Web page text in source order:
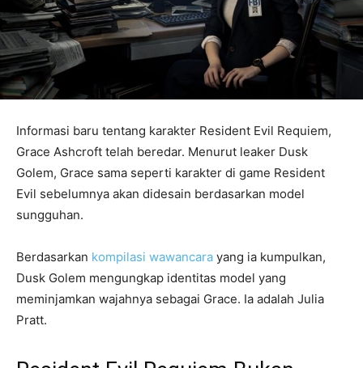
Informasi baru tentang karakter Resident Evil Requiem,
Grace Ashcroft telah beredar. Menurut leaker Dusk
Golem, Grace sama seperti karakter di game Resident
Evil sebelumnya akan didesain berdasarkan model
sungguhan.
Berdasarkan kompilasi wawancara yang ia kumpulkan,
Dusk Golem mengungkap identitas model yang
meminjamkan wajahnya sebagai Grace. Ia adalah Julia
Pratt.